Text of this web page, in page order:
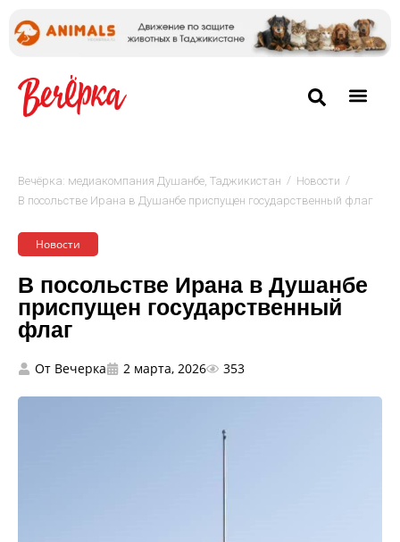
Вечёрка: медиакомпания Душанбе, Таджикистан / Новости /
В посольстве Ирана в Душанбе приспущен государственный флаг
Новости
В посольстве Ирана в Душанбе
приспущен государственный
флаг
От Вечерка 2 марта, 2026 353